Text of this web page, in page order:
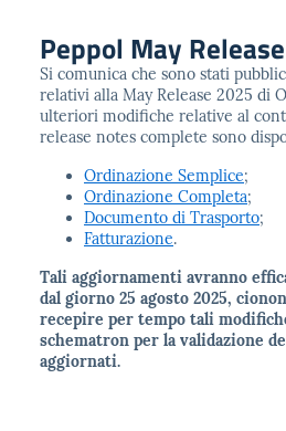
Peppol May
Si comunica che sono stati
relativi alla May Release 2025 di
ulteriori modifiche relative al
release notes complete sono
Ordinazione Semplice;
Ordinazione Completa;
Documento di Trasporto;
Fatturazione.
Tali aggiornamenti avranno
dal giorno 25 agosto 2025,
recepire per tempo tali
schematron per la validazione
aggiornati.